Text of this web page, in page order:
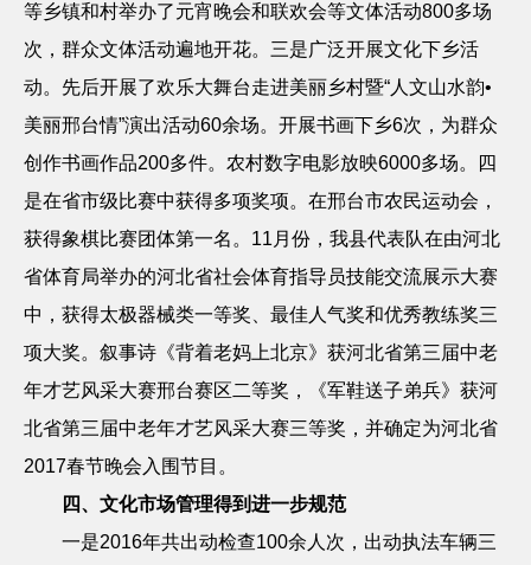
等乡镇和村举办了元宵晚会和联欢会等文体活动800多场
次，群众文体活动遍地开花。三是广泛开展文化下乡活
动。先后开展了欢乐大舞台走进美丽乡村暨“人文山水韵•
美丽邢台情”演出活动60余场。开展书画下乡6次，为群众
创作书画作品200多件。农村数字电影放映6000多场。四
是在省市级比赛中获得多项奖项。在邢台市农民运动会，
获得象棋比赛团体第一名。 11 月份，我县代表队在由河北
省体育局举办的河北省社会体育指导员技能交流展示大赛
中，获得太极器械类一等奖、最佳人气奖和优秀教练奖三
项大奖。叙事诗《背着老妈上北京》获河北省第三届中老
年才艺风采大赛邢台赛区二等奖，《军鞋送子弟兵》获河
北省第三届中老年才艺风采大赛三等奖，并确定为河北省
2017春节晚会入围节目。
四、文化市场管理得到进一步规范
一是2016年共出动检查100余人次，出动执法车辆三